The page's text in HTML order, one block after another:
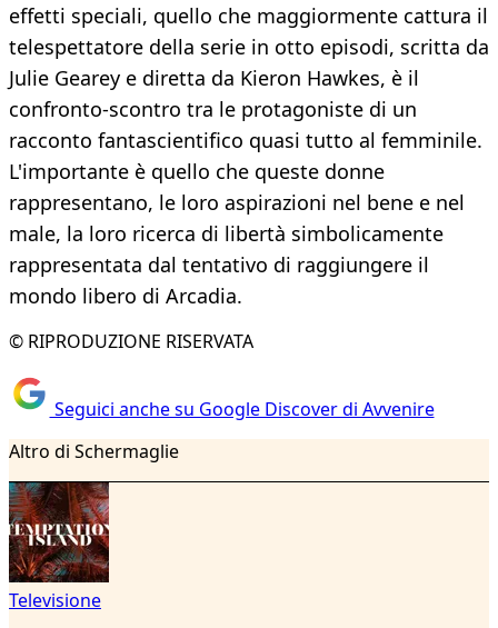
effetti speciali, quello che maggiormente cattura il
telespettatore della serie in otto episodi, scritta da
Julie Gearey e diretta da Kieron Hawkes, è il
confronto-scontro tra le protagoniste di un
racconto fantascientifico quasi tutto al femminile.
L'importante è quello che queste donne
rappresentano, le loro aspirazioni nel bene e nel
male, la loro ricerca di libertà simbolicamente
rappresentata dal tentativo di raggiungere il
mondo libero di Arcadia.
© RIPRODUZIONE RISERVATA
Seguici anche su Google Discover di Avvenire
Altro di Schermaglie
Televisione